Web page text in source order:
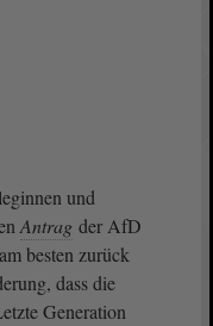
und
Antrag der AfD
besten zurück
dass die
Generation